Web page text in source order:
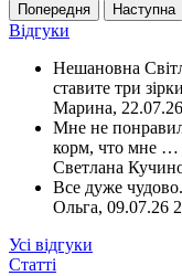
Попередня
Наступна
Відгуки
Нешановна
ставите три зірки
Марина,
Мне не
корм, что мне …
Светлана
Все дуже
Ольга, 09.07.26
Усі відгуки
Статті